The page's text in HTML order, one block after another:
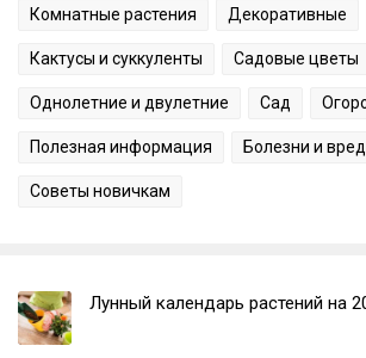
Комнатные растения Декоративные
Кактусы и суккуленты Садовые цветы
Однолетние и двулетние Сад
Полезная информация Болезни и
Советы новичкам
Лунный календарь растений на